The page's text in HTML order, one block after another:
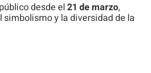
desde el21 de marzo,
y la diversidad de la